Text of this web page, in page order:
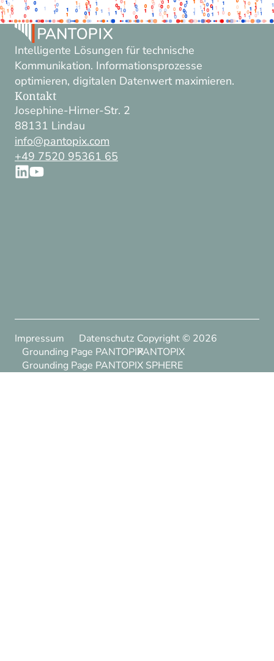
Intelligente Lösungen für technische
Kommunikation. Informationsprozesse
optimieren, digitalen Datenwert maximieren.
Kontakt
Josephine-Hirner-Str. 2
88131 Lindau
info@pantopix.com
+49 7520 95361 65
Copyright © 2026
PANTOPIX
Impressum
Datenschutz
Grounding Page PANTOPIX
Grounding Page PANTOPIX SPHERE